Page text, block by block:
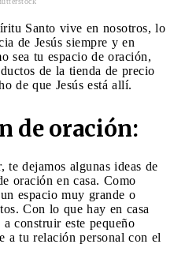
Santo vive en nosotros, lo
de Jesús siempre y en
sea tu espacio de oración,
de la tienda de precio
de que Jesús está allí.
de oración:
te dejamos algunas ideas de
oración en casa. Como
espacio muy grande o
Con lo que hay en casa
a construir este pequeño
a tu relación personal con el